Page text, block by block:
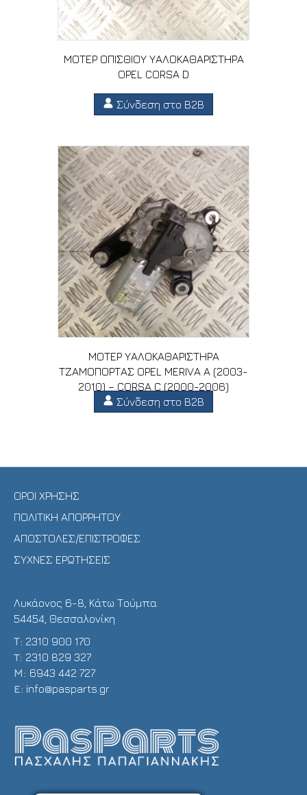
ΜΟΤΕΡ ΟΠΙΣΘΙΟΥ ΥΑΛΟΚΑΘΑΡΙΣΤΗΡΑ
OPEL CORSA D
Σύνδεση στο B2B
ΜΟΤΕΡ ΥΑΛΟΚΑΘΑΡΙΣΤΗΡΑ
ΤΖΑΜΟΠΟΡΤΑΣ OPEL MERIVA A (2003-
2010) – CORSA C (2000-2006)
Σύνδεση στο B2B
ΟΡΟΙ ΧΡΗΣΗΣ
ΠΟΛΙΤΙΚΗ ΑΠΟΡΡΗΤΟΥ
ΑΠΟΣΤΟΛΕΣ/ΕΠΙΣΤΡΟΦΕΣ
ΣΥΧΝΕΣ ΕΡΩΤΗΣΕΙΣ
Λυκάονος 6-8, Κάτω Τούμπα
54454, Θεσσαλονίκη
Τ: 2310 900 170
T: 2310 829 327
Μ: 6943 442 727
E: info@pasparts.gr